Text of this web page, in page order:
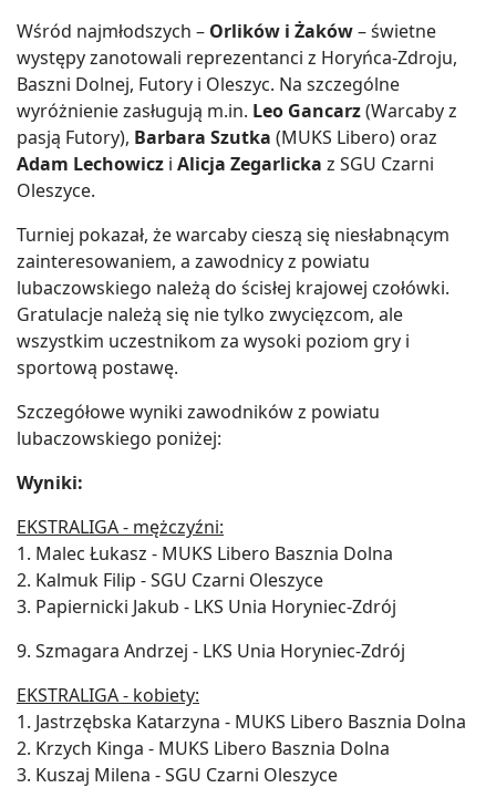
Wśród najmłodszych – Orlików i Żaków– świetne
występy zanotowali reprezentanci z Horyńca-Zdroju,
Baszni Dolnej, Futory i Oleszyc. Na szczególne
wyróżnienie zasługują m.in. Leo Gancarz(Warcaby z
pasją Futory), Barbara Szutka (MUKS Libero) oraz
Adam Lechowicz i Alicja Zegarlicka z SGU Czarni
Oleszyce.
Turniej pokazał, że warcaby cieszą się niesłabnącym
zainteresowaniem, a zawodnicy z powiatu
lubaczowskiego należą do ścisłej krajowej czołówki.
Gratulacje należą się nie tylko zwycięzcom, ale
wszystkim uczestnikom za wysoki poziom gry i
sportową postawę.
Szczegółowe wyniki zawodników z powiatu
lubaczowskiego poniżej:
Wyniki:
EKSTRALIGA - mężczyźni:
1. Malec Łukasz - MUKS Libero Basznia Dolna
2. Kalmuk Filip - SGU Czarni Oleszyce
3. Papiernicki Jakub - LKS Unia Horyniec-Zdrój
9. Szmagara Andrzej - LKS Unia Horyniec-Zdrój
EKSTRALIGA - kobiety:
1. Jastrzębska Katarzyna - MUKS Libero Basznia Dolna
2. Krzych Kinga - MUKS Libero Basznia Dolna
3. Kuszaj Milena - SGU Czarni Oleszyce